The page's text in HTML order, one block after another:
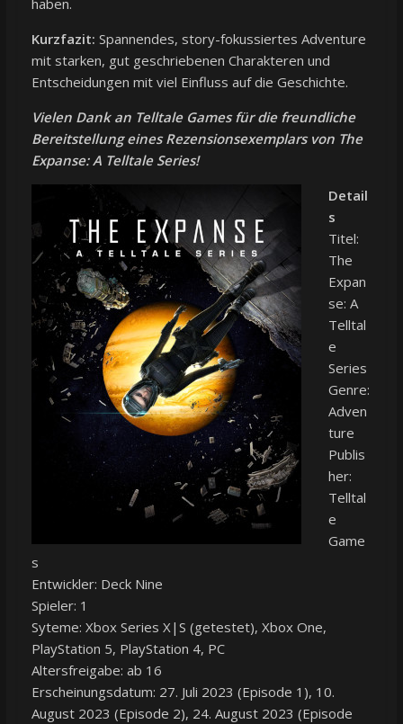
haben.
Kurzfazit: Spannendes, story-fokussiertes Adventure
mit starken, gut geschriebenen Charakteren und
Entscheidungen mit viel Einfluss auf die Geschichte.
Vielen Dank an Telltale Games für die freundliche
Bereitstellung eines Rezensionsexemplars von The
Expanse: A Telltale Series!
Detail
s
Titel:
The
Expan
se: A
Telltal
e
Series
Genre:
Adven
ture
Publis
her:
Telltal
e
Game
s
Entwickler: Deck Nine
Spieler: 1
Syteme: Xbox Series X|S (getestet), Xbox One,
PlayStation 5, PlayStation 4, PC
Altersfreigabe: ab 16
Erscheinungsdatum: 27. Juli 2023 (Episode 1), 10.
August 2023 (Episode 2), 24. August 2023 (Episode